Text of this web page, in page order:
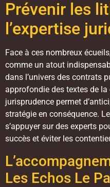
Prévenir les
l’expertise
Face à ces nombreux
comme un atout
dans l’univers des contrats
approfondie des textes de
jurisprudence permet
stratégie en conséquence.
s’appuyer sur des experts
succès et éviter les
Les Echos Le